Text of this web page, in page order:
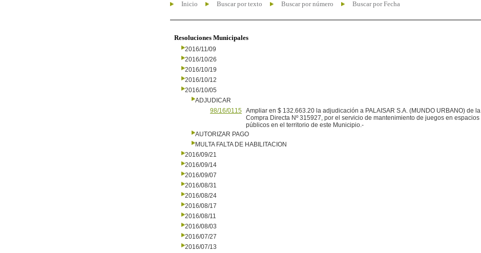
Inicio Buscar por texto Buscar por número Buscar por Fecha
Resoluciones Municipales
2016/11/09
2016/10/26
2016/10/19
2016/10/12
2016/10/05
ADJUDICAR
98/16/0115 Ampliar en $ 132.663.20 la adjudicación a PALAISAR S.A. (MUNDO URBANO) de la
Compra Directa Nº 315927, por el servicio de mantenimiento de juegos en espacios
públicos en el territorio de este Municipio.-
AUTORIZAR PAGO
MULTA FALTA DE HABILITACION
2016/09/21
2016/09/14
2016/09/07
2016/08/31
2016/08/24
2016/08/17
2016/08/11
2016/08/03
2016/07/27
2016/07/13